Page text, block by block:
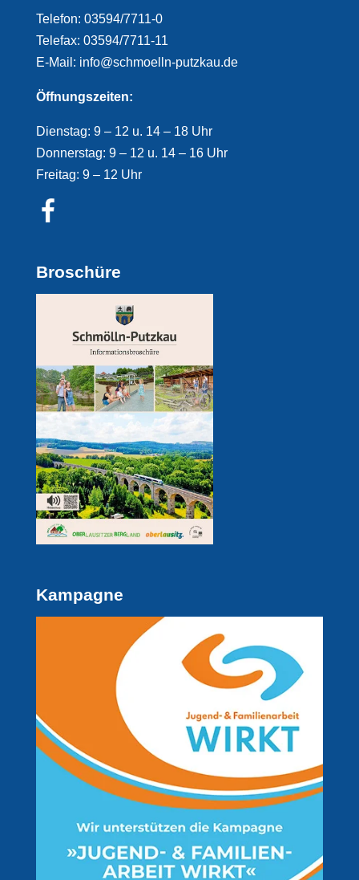
Telefon: 03594/7711-0
Telefax: 03594/7711-11
E-Mail: info@schmoelln-putzkau.de
Öffnungszeiten:
Dienstag: 9 – 12 u. 14 – 18 Uhr
Donnerstag: 9 – 12 u. 14 – 16 Uhr
Freitag: 9 – 12 Uhr
Broschüre
Kampagne